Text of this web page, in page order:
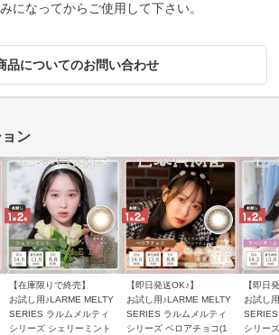
になってからご使用して下さい。
品についてのお問い合わせ
【在庫限りで終売】
お試し用♪LARME MELTY
SERIES ラルムメルティ
シリーズ シェリーミント
【即日発送OK♪】
お試し用♪LARME MELTY
SERIES ラルムメルティ
シリーズ ベロアチョコ(1
【即日
お試し
シリー